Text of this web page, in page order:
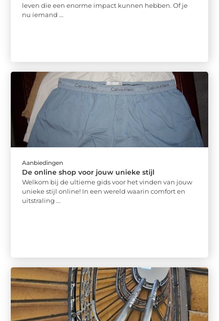
leven die een enorme impact kunnen hebben. Of je
nu iemand ...
Aanbiedingen
De online shop voor jouw unieke stijl
Welkom bij de ultieme gids voor het vinden van jouw
unieke stijl online! In een wereld waarin comfort en
uitstraling ...